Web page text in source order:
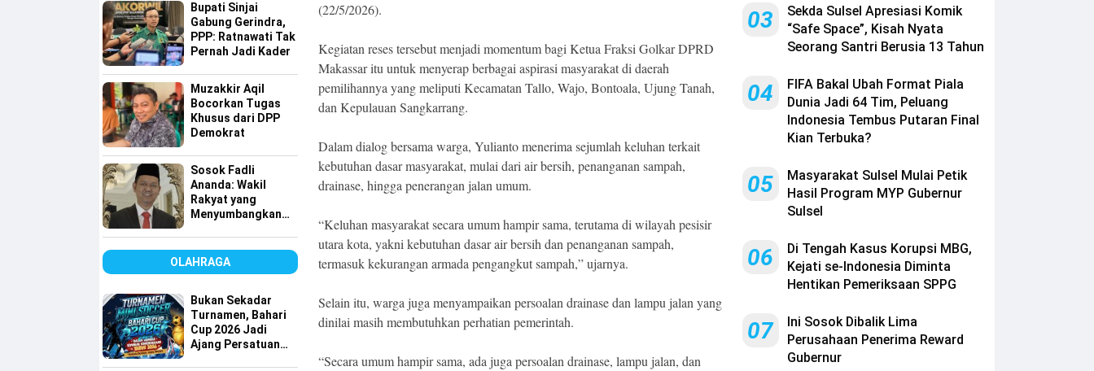
Bupati Sinjai
Gabung Gerindra,
PPP: Ratnawati Tak
Pernah Jadi Kader
Muzakkir Aqil
Bocorkan Tugas
Khusus dari DPP
Demokrat
Sosok Fadli
Ananda: Wakil
Rakyat yang
Menyumbangkan
Kurang Mampu
OLAHRAGA
Bukan Sekadar
Turnamen, Bahari
Cup 2026 Jadi
Ajang Persatuan
(22/5/2026).
Kegiatan reses tersebut menjadi momentum bagi Ketua Fraksi Golkar DPRD
Makassar itu untuk menyerap berbagai aspirasi masyarakat di daerah
pemilihannya yang meliputi Kecamatan Tallo, Wajo, Bontoala, Ujung Tanah,
dan Kepulauan Sangkarrang.
Dalam dialog bersama warga, Yulianto menerima sejumlah keluhan terkait
kebutuhan dasar masyarakat, mulai dari air bersih, penanganan sampah,
drainase, hingga penerangan jalan umum.
“Keluhan masyarakat secara umum hampir sama, terutama di wilayah pesisir
utara kota, yakni kebutuhan dasar air bersih dan penanganan sampah,
termasuk kekurangan armada pengangkut sampah,” ujarnya.
Selain itu, warga juga menyampaikan persoalan drainase dan lampu jalan yang
dinilai masih membutuhkan perhatian pemerintah.
“Secara umum hampir sama, ada juga persoalan drainase, lampu jalan, dan
03
Sekda Sulsel Apresiasi Komik
“Safe Space”, Kisah Nyata
Seorang Santri Berusia 13 Tahun
04
FIFA Bakal Ubah Format Piala
Dunia Jadi 64 Tim, Peluang
Indonesia Tembus Putaran Final
Kian Terbuka?
05
Masyarakat Sulsel Mulai Petik
Hasil Program MYP Gubernur
Sulsel
06
Di Tengah Kasus Korupsi MBG,
Kejati se-Indonesia Diminta
Hentikan Pemeriksaan SPPG
07
Ini Sosok Dibalik Lima
Perusahaan Penerima Reward
Gubernur